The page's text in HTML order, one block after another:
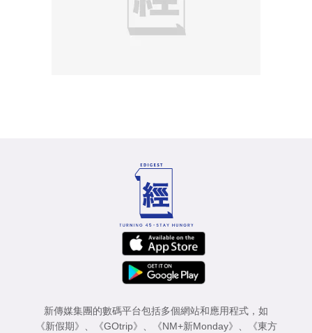
新傳媒集團的數碼平台包括多個網站和應用程式，如
《新假期》
《GOtrip》 《NM+新Monday》
《東方